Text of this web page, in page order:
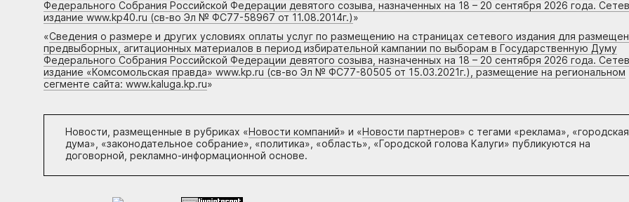
Федерального Собрания Российской Федерации девятого созыва, назначенных на 18 – 20 сентября 2026 года.
издание www.kp40.ru (св-во Эл № ФС77-58967 от 11.08.2014г.)»
«Сведения о размере и других условиях оплаты услуг по размещению на страницах сетевого издания для
предвыборных, агитационных материалов в период избирательной кампании по выборам в Государственную Думу
Федерального Собрания Российской Федерации девятого созыва, назначенных на 18 – 20 сентября 2026 года.
издание «Комсомольская правда» www.kp.ru (св-во Эл № ФС77-80505 от 15.03.2021г.), размещение на региональном
сегменте сайта: www.kaluga.kp.ru»
Новости, размещенные в рубриках «Новости компаний» и «Новости партнеров» с тегами «реклама», «городская
дума», «законодательное собрание», «политика», «область», «Городской голова Калуги» публикуются на
договорной, рекламно-информационной основе.